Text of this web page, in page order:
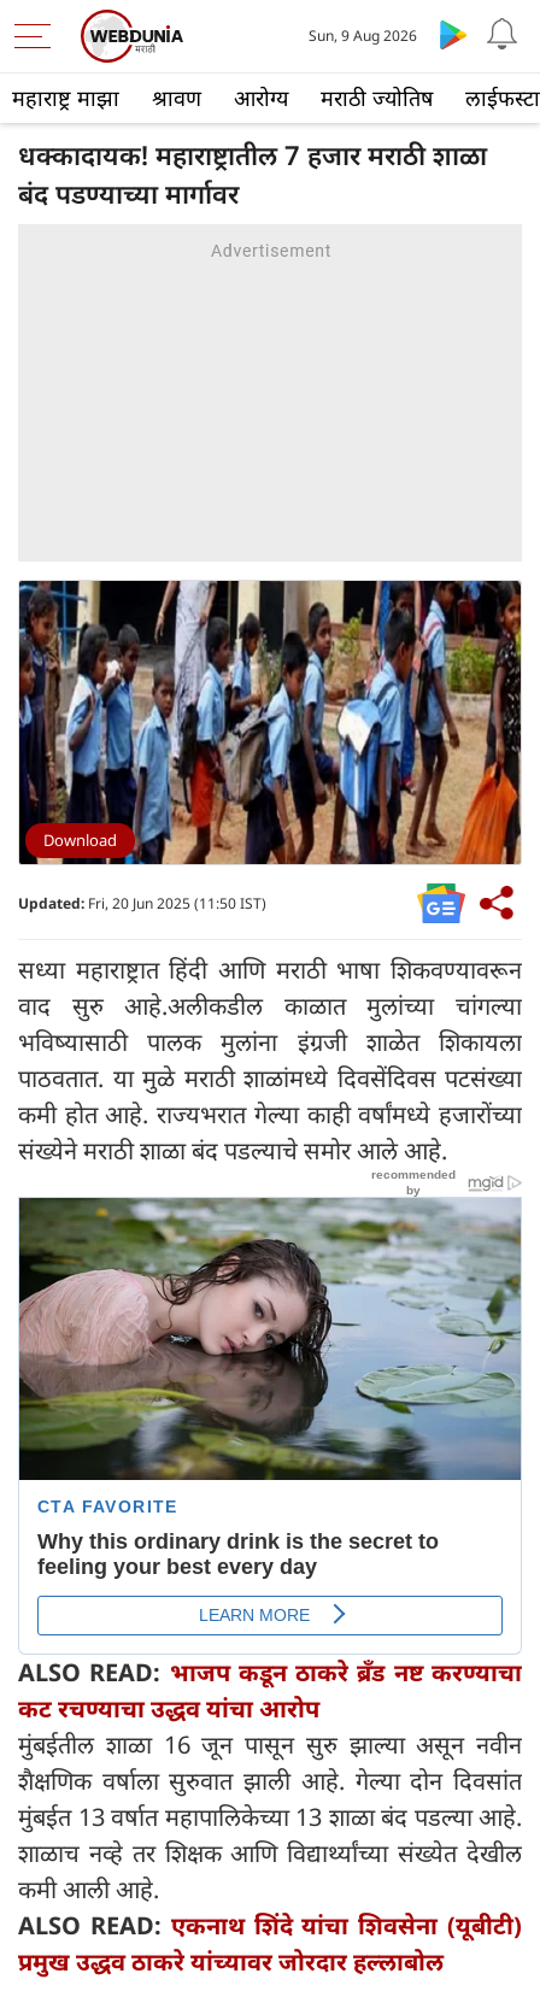
महाराष्ट्र माझा श्रावण आरोग्य मराठी ज्योतिष
Sun, 9 Aug 2026
धक्कादायक! महाराष्ट्रातील 7 हजार मराठी शाळा
बंद पडण्याच्या मार्गावर
Download
Updated: Fri, 20 Jun 2025 (11:50 IST)
सध्या महाराष्ट्रात हिंदी आणि मराठी भाषा शिकवण्यावरून
वाद सुरु आहे.अलीकडील काळात मुलांच्या चांगल्या
भविष्यासाठी पालक मुलांना इंग्रजी शाळेत शिकायला
पाठवतात. या मुळे मराठी शाळांमध्ये दिवसेंदिवस पटसंख्या
कमी होत आहे. राज्यभरात गेल्या काही वर्षांमध्ये हजारोंच्या
संख्येने मराठी शाळा बंद पडल्याचे समोर आले आहे.
ALSO READ: भाजप कडून ठाकरे ब्रँड नष्ट करण्याचा
कट रचण्याचा उद्धव यांचा आरोप
मुंबईतील शाळा 16 जून पासून सुरु झाल्या असून नवीन
शैक्षणिक वर्षाला सुरुवात झाली आहे. गेल्या दोन दिवसांत
मुंबईत 13 वर्षात महापालिकेच्या 13 शाळा बंद पडल्या आहे.
शाळाच नव्हे तर शिक्षक आणि विद्यार्थ्यांच्या संख्येत देखील
कमी आली आहे.
ALSO READ: एकनाथ शिंदे यांचा शिवसेना (यूबीटी)
प्रमुख उद्धव ठाकरे यांच्यावर जोरदार हल्लाबोल